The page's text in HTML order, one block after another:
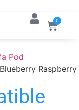
0
Pod
Raspberry